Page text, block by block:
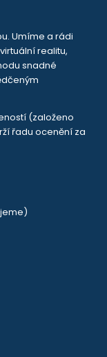
Umíme a rádi
realitu,
snadné
(založeno
řadu ocenění za